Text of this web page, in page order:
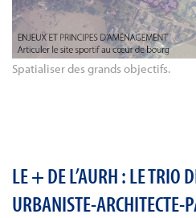
Spatialiser des grands objectifs.
LE + DE L’AURH : LE TRIO
URBANISTE-ARCHITECTE-